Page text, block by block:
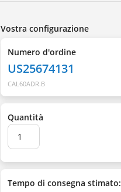
Vostra configurazione
Numero d'ordine
US25674131
CAL60ADR.B
Quantità
Tempo di consegna stimato: